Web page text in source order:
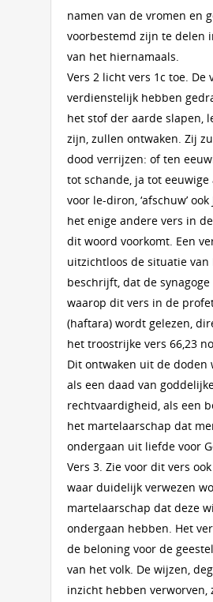
namen van de vromen en
voorbestemd zijn te delen
van het hiernamaals.
Vers 2 licht vers 1c toe. De
verdienstelijk hebben
het stof der aarde slapen,
zijn, zullen ontwaken. Zij
dood verrijzen: of ten
tot schande, ja tot eeuwige
voor le-diron, ‘afschuw’ ook
het enige andere vers in
dit woord voorkomt. Een
uitzichtloos de situatie van
beschrijft, dat de
waarop dit vers in de
(haftara) wordt gelezen,
het troostrijke vers 66,23
Dit ontwaken uit de doden
als een daad van
rechtvaardigheid, als een
het martelaarschap dat
ondergaan uit liefde voor
Vers 3. Zie voor dit vers
waar duidelijk verwezen
martelaarschap dat deze
ondergaan hebben. Het
de beloning voor de
van het volk. De wijzen,
inzicht hebben verworven,